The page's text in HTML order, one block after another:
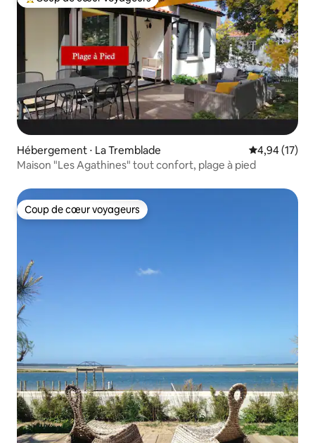
Coups de cœur voyageurs les plus appréciés
Hébergement ⋅ La Tremblade Évaluation
4,94 (17)
Maison "Les Agathines" tout confort, plage à pied
Coup de cœur voyageurs
Coup de cœur voyageurs